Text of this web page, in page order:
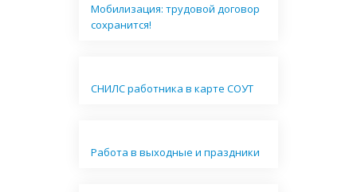
Мобилизация: трудовой договор
сохранится!
СНИЛС работника в карте СОУТ
Работа в выходные и праздники